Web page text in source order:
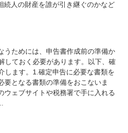
続人の財産を誰が引き継ぐのかなど
うためには、申告書作成前の準備か
しておく必要があります。以下、確
します。1.確定申告に必要な書類を
要となる書類の準備をおこないま
ウェブサイトや税務署で手に入れる